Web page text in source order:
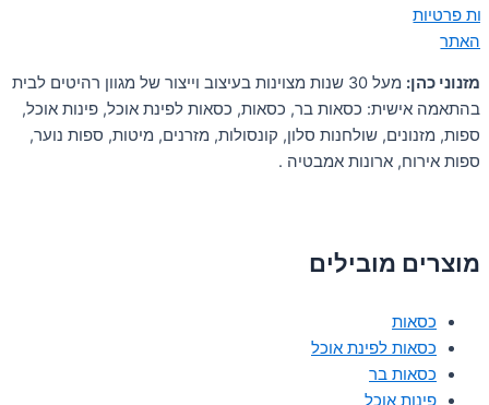
פרטיות
האתר
מזנוני כהן:
מעל 30 שנות מצוינות בעיצוב וייצור של מגוון רהיטים לבית
בהתאמה אישית: כסאות בר, כסאות, כסאות לפינת אוכל, פינות אוכל,
ספות, מזנונים, שולחנות סלון, קונסולות, מזרנים, מיטות, ספות נוער,
ספות אירוח, ארונות אמבטיה .
מוצרים מובילים
כסאות
כסאות לפינת אוכל
כסאות בר
פינות אוכל